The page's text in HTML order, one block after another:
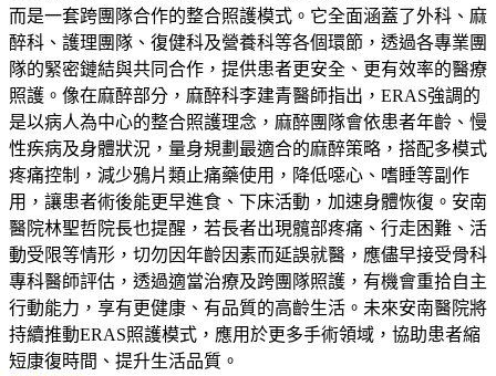
而是一套跨團隊合作的整合照護模式。它全面涵蓋了外科、麻
醉科、護理團隊、復健科及營養科等各個環節，透過各專業團
隊的緊密鏈結與共同合作，提供患者更安全、更有效率的醫療
照護。像在麻醉部分，麻醉科李建青醫師指出，ERAS強調的
是以病人為中心的整合照護理念，麻醉團隊會依患者年齡、慢
性疾病及身體狀況，量身規劃最適合的麻醉策略，搭配多模式
疼痛控制，減少鴉片類止痛藥使用，降低噁心、嗜睡等副作
用，讓患者術後能更早進食、下床活動，加速身體恢復。安南
醫院林聖哲院長也提醒，若長者出現髖部疼痛、行走困難、活
動受限等情形，切勿因年齡因素而延誤就醫，應儘早接受骨科
專科醫師評估，透過適當治療及跨團隊照護，有機會重拾自主
行動能力，享有更健康、有品質的高齡生活。未來安南醫院將
持續推動ERAS照護模式，應用於更多手術領域，協助患者縮
短康復時間、提升生活品質。